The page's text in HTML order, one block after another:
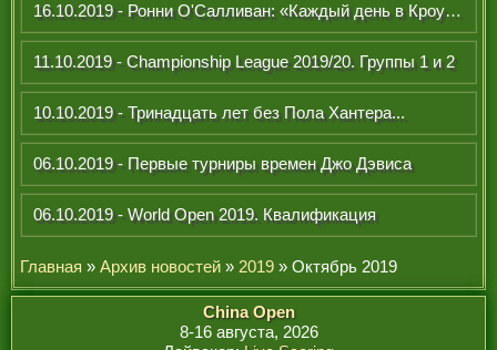
ЧЕМПИОНЫ МИРА
ЛЕГЕНДЫ СНУКЕРА
16.10.2019 - Ронни О'Салливан: «Каждый день в Кроули - это потерянный день моей жизни»
11.10.2019 - Championship League 2019/20. Группы 1 и 2
10.10.2019 - Тринадцать лет без Пола Хантера...
06.10.2019 - Первые турниры времен Джо Дэвиса
06.10.2019 - World Open 2019. Квалификация
Главная » Архив новостей » 2019 » Октябрь 2019
China Open
8-16 августа, 2026